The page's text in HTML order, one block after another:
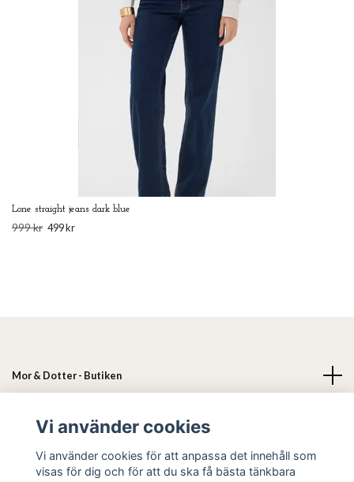
Lone straight jeans dark blue
999 kr 499 kr
Mor & Dotter - Butiken
Läs mer
Sociala medier
Vi använder cookies
Vi använder cookies för att anpassa det innehåll som
visas för dig och för att du ska få bästa tänkbara